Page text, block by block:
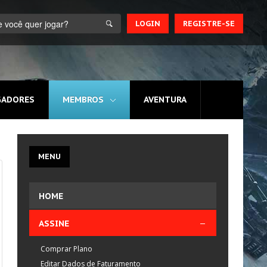
REGISTRE-SE
LOGIN
MEMBROS AVENTURA
MENU
HOME
ASSINE
Comprar Plano
Editar Dados de Faturamento